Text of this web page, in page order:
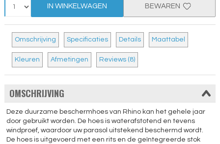
IN WINKELWAGEN BEWAREN
Omschrijving Specificaties Details Maattabel
Kleuren Afmetingen Reviews (8)
OMSCHRIJVING
Deze duurzame beschermhoes van Rhino kan het gehele jaar
door gebruikt worden. De hoes is waterafstotend en tevens
windproef, waardoor uw parasol uitstekend beschermd wordt.
De hoes is uitgevoerd met een rits en de geïntegreerde stok